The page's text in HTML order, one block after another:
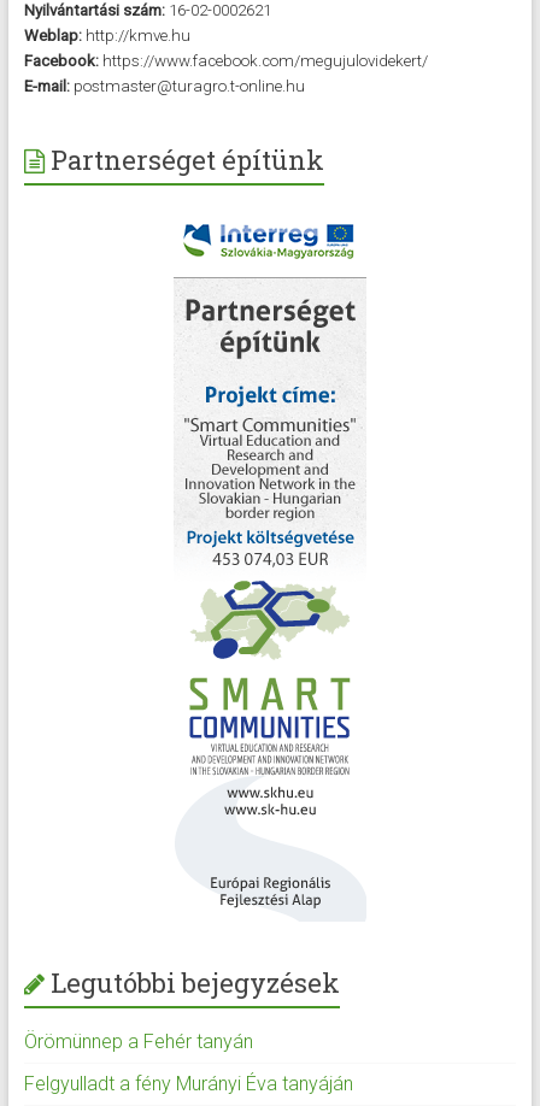
Nyilvántartási szám:16-02-0002621
Weblap:http://kmve.hu
Facebook:https://www.facebook.com/megujulovidekert/
E-mail: postmaster@turagro.t-online.hu
Partnerséget építünk
Legutóbbi bejegyzések
Örömünnep a Fehér tanyán
Felgyulladt a fény Murányi Éva tanyáján